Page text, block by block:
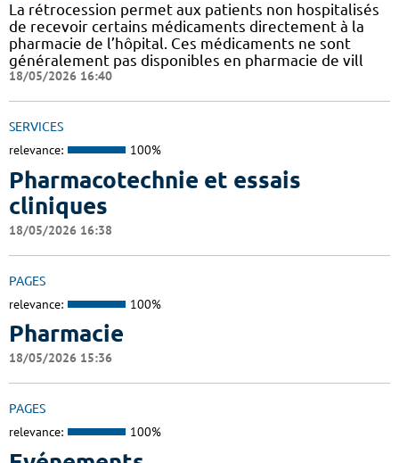
La rétrocession permet aux patients non hospitalisés
de recevoir certains médicaments directement à la
pharmacie de l’hôpital. Ces médicaments ne sont
généralement pas disponibles en pharmacie de vill
18/05/2026 16:40
SERVICES
relevance: 100%
Pharmacotechnie et essais
cliniques
18/05/2026 16:38
PAGES
relevance: 100%
Pharmacie
18/05/2026 15:36
PAGES
relevance: 100%